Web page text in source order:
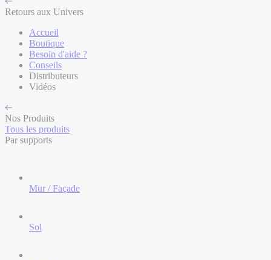
Retours aux Univers
Accueil
Boutique
Besoin d'aide ?
Conseils
Distributeurs
Vidéos
Nos Produits
Tous les produits
Par supports
Mur / Façade
Sol